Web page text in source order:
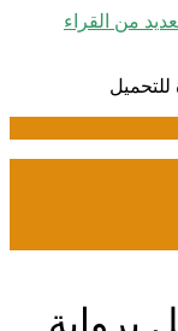
للتحميل